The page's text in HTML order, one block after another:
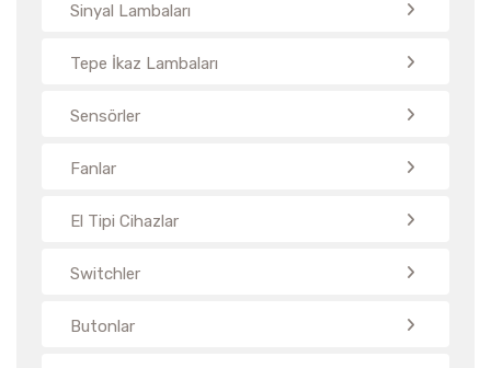
Sinyal Lambaları
Tepe İkaz Lambaları
Sensörler
Fanlar
El Tipi Cihazlar
Switchler
Butonlar